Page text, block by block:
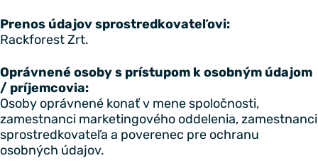
Prenos údajov sprostredkovateľovi:
Rackforest Zrt.
Oprávnené osoby s prístupom k osobným údajom
/ príjemcovia:
Osoby oprávnené konať v mene spoločnosti,
zamestnanci marketingového oddelenia, zamestnanci
sprostredkovateľa a poverenec pre ochranu
osobných údajov.